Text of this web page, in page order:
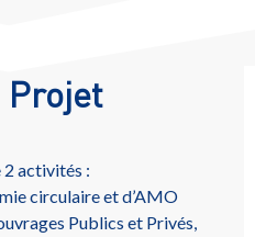
Projet
2 activités :
circulaire et d’AMO
Publics et Privés,